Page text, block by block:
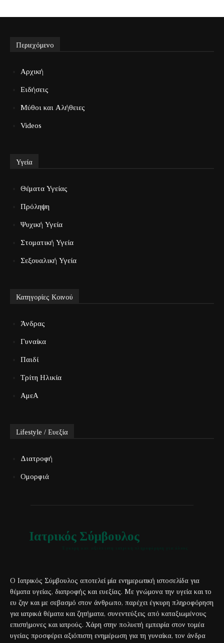
Περιεχόμενο
Αρχική
Ειδήσεις
Μύθοι και Αλήθειες
Videos
Υγεία
Θέματα Υγείας
Πρόληψη
Ψυχική Υγεία
Στοματική Υγεία
Σεξουαλική Υγεία
Κατηγορίες Κοινού
Άνδρας
Γυναίκα
Παιδί
Τρίτη Ηλικία
ΑμεΑ
Lifestyle / Ευεξία
Διατροφή
Ομορφιά
Ιατρικός Σύμβουλος
Ο Ιατρικός Σύμβουλος αποτελεί μία ενημερωτική ιστοσελίδα για
θέματα υγείας, διατροφής και ευεξίας. Με γνώμονα την υγεία και το
ευ ζην και με σεβασμό στον άνθρωπο, παρέχει έγκυρη πληροφόρηση
για ιατρικά θέματα και ζητήματα, συνεντεύξεις από καταξιωμένους
επιστήμονες και ιατρούς. Χάρη στην πολυετή εμπειρία στον τομέα
υγείας προσφέρει αξιόπιστη ενημέρωση για τη γυναίκα, τον άνδρα